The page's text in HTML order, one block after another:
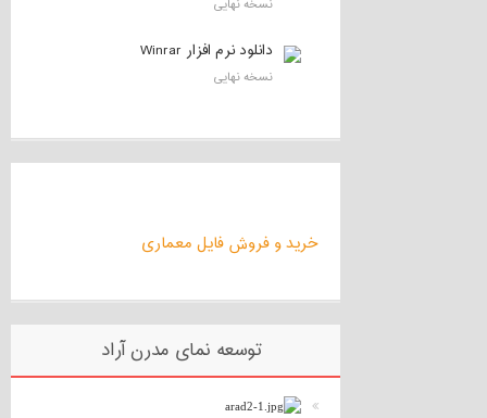
نسخه نهایی
دانلود نرم افزار Winrar
نسخه نهایی
خرید و فروش فایل معماری
توسعه نمای مدرن آراد